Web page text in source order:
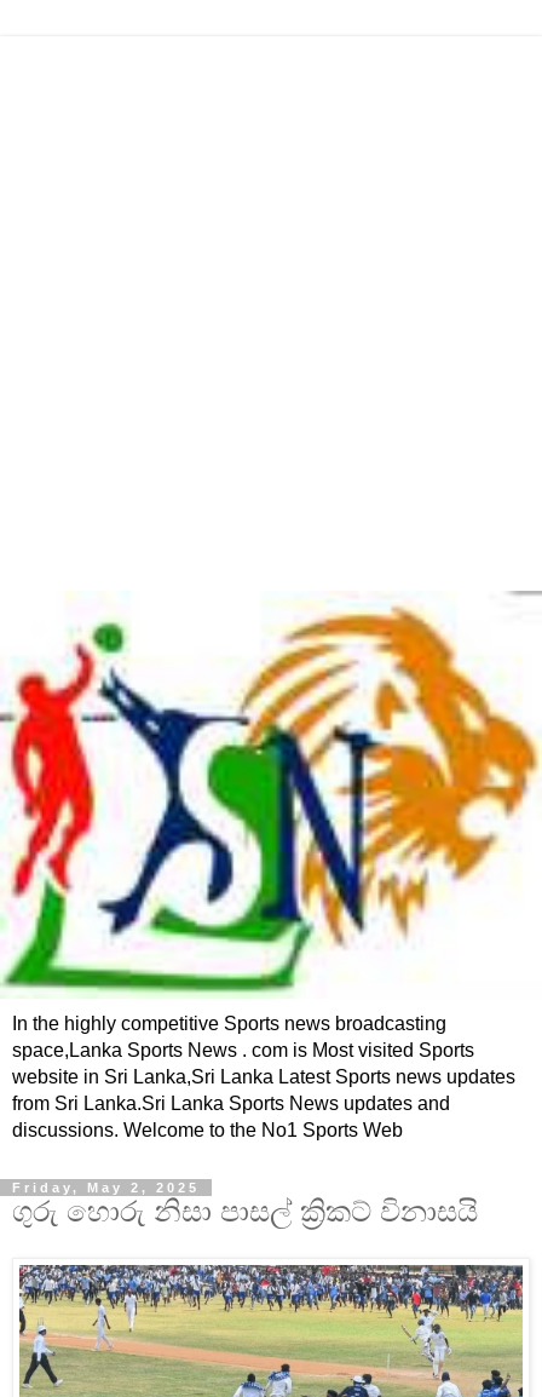
In the highly competitive Sports news broadcasting
space,Lanka Sports News . com is Most visited Sports
website in Sri Lanka,Sri Lanka Latest Sports news updates
from Sri Lanka.Sri Lanka Sports News updates and
discussions. Welcome to the No1 Sports Web
Friday, May 2, 2025
ගුරු හොරු නිසා පාසල් ක්‍රිකට් විනාසයි